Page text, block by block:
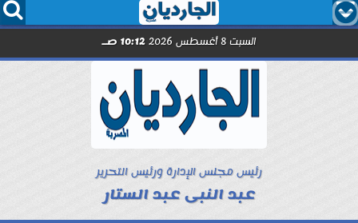
  
السبت 8 أغسطس 2026 10:12 صـ
رئيس مجلس الإدارة ورئيس التحرير
عبد النبى عبد الستار